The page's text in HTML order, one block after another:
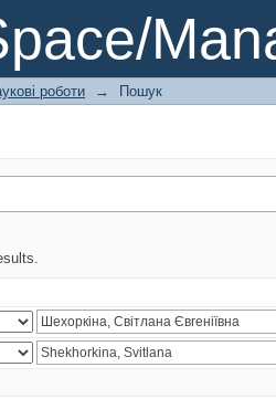
роботи → Пошук